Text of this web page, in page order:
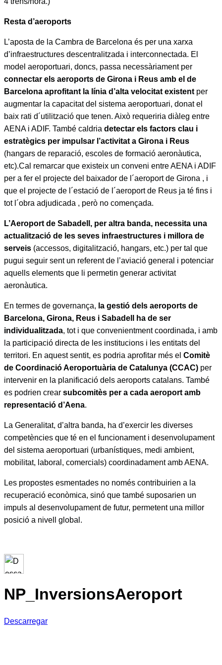
Resta d’aeroports
L’aposta de la Cambra de Barcelona és per una xarxa
d’infraestructures descentralitzada i interconnectada. El
model aeroportuari, doncs, passa necessàriament per
connectar els aeroports de Girona i Reus amb el de
Barcelona aprofitant la línia d’alta velocitat existent per
augmentar la capacitat del sistema aeroportuari, donat el
baix rati d´utilització que tenen. Això requeriria diàleg entre
AENA i ADIF. També caldria detectar els factors clau i
estratègics per impulsar l’activitat a Girona i Reus
(hangars de reparació, escoles de formació aeronàutica,
etc).Cal remarcar que existeix un conveni entre AENA i ADIF
per a fer el projecte del baixador de l´aeroport de Girona , i
que el projecte de l´estació de l´aeroport de Reus ja té fins i
tot l´obra adjudicada , però no començada.
L’Aeroport de Sabadell, per altra banda, necessita una
actualització de les seves infraestructures i millora de
serveis (accessos, digitalització, hangars, etc.) per tal que
pugui seguir sent un referent de l’aviació general i potenciar
aquells elements que li permetin generar activitat
aeronàutica.
En termes de governança, la gestió dels aeroports de
Barcelona, Girona, Reus i Sabadell ha de ser
individualitzada, tot i que convenientment coordinada, i amb
la participació directa de les institucions i les entitats del
territori. En aquest sentit, es podria aprofitar més el Comitè
de Coordinació Aeroportuària de Catalunya (CCAC) per
intervenir en la planificació dels aeroports catalans. També
es podrien crear subcomitès per a cada aeroport amb
representació d’Aena.
La Generalitat, d’altra banda, ha d’exercir les diverses
competències que té en el funcionament i desenvolupament
del sistema aeroportuari (urbanístiques, medi ambient,
mobilitat, laboral, comercials) coordinadament amb AENA.
Les propostes esmentades no només contribuirien a la
recuperació econòmica, sinó que també suposarien un
impuls al desenvolupament de futur, permetent una millor
posició a nivell global.
NP_InversionsAeroport
Descarregar